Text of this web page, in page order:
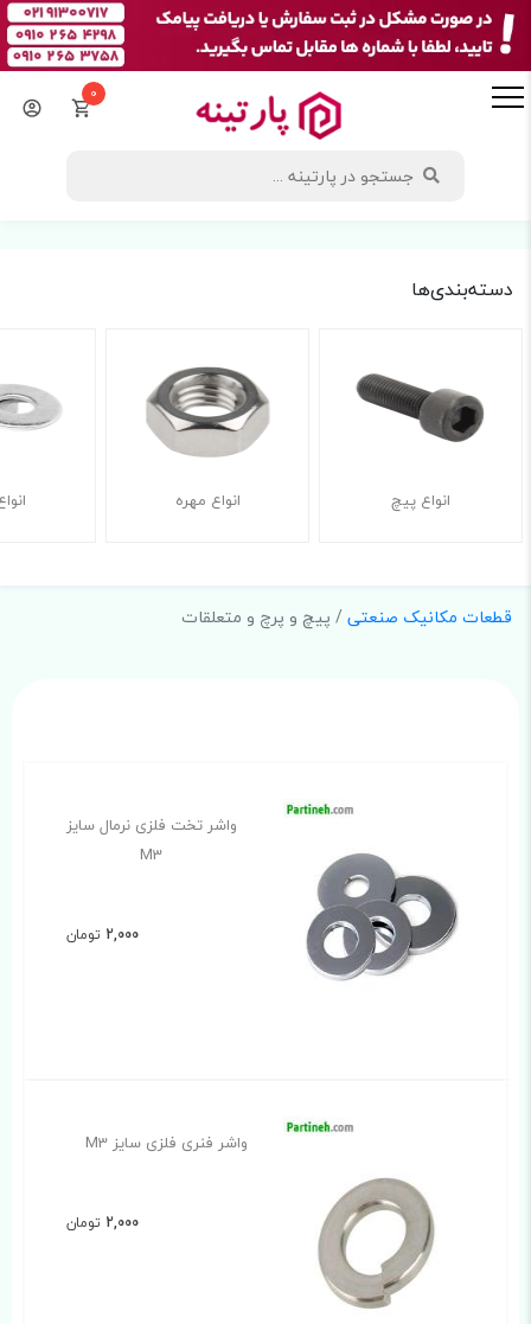
0
دسته‌بندی‌ها
انواع پیچ انواع مهره
قطعات مکانیک صنعتی/ پیچ و پرچ و متعلقات
واشر تخت فلزی نرمال سایز
M3
2,000 تومان
واشر فنری فلزی سایز M3
2,000 تومان